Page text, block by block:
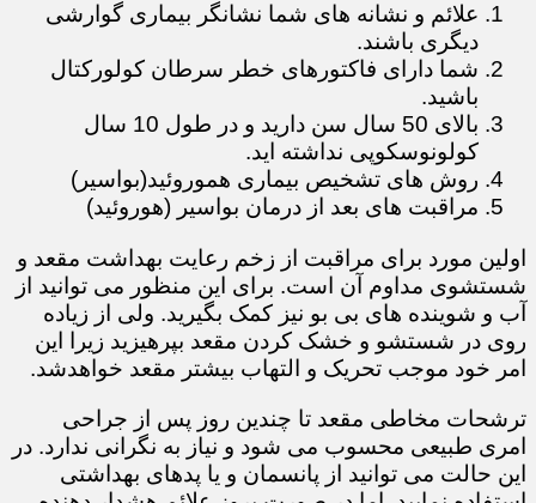
علائم و نشانه های شما نشانگر بیماری گوارشی
دیگری باشند.
شما دارای فاکتورهای خطر سرطان کولورکتال
باشید.
بالای 50 سال سن دارید و در طول 10 سال
کولونوسکوپی نداشته اید.​​​​​
روش های تشخیص بیماری هموروئید(بواسیر)
مراقبت های بعد از درمان بواسیر (هوروئید)
اولین مورد برای مراقبت از زخم رعایت بهداشت مقعد و
شستشوی مداوم آن است. برای این منظور می توانید از
آب و شوینده های بی بو نیز کمک بگیرید. ولی از زیاده
روی در شستشو و خشک کردن مقعد بپرهیزید زیرا این
امر خود موجب تحریک و التهاب بیشتر مقعد خواهدشد.
ترشحات مخاطی مقعد تا چندین روز پس از جراحی
امری طبیعی محسوب می شود و نیاز به نگرانی ندارد. در
این حالت می توانید از پانسمان و یا پدهای بهداشتی